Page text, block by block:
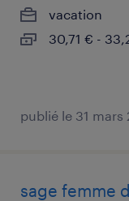
vacation
30,71 € -
publié le 31 mars
sage femme